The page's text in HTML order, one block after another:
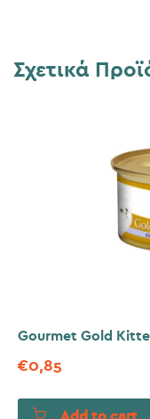
Σχετικά
Gourmet Gold
€0,85